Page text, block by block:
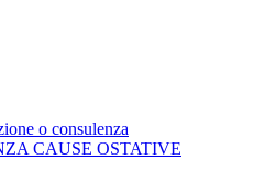
o consulenza
CAUSE OSTATIVE